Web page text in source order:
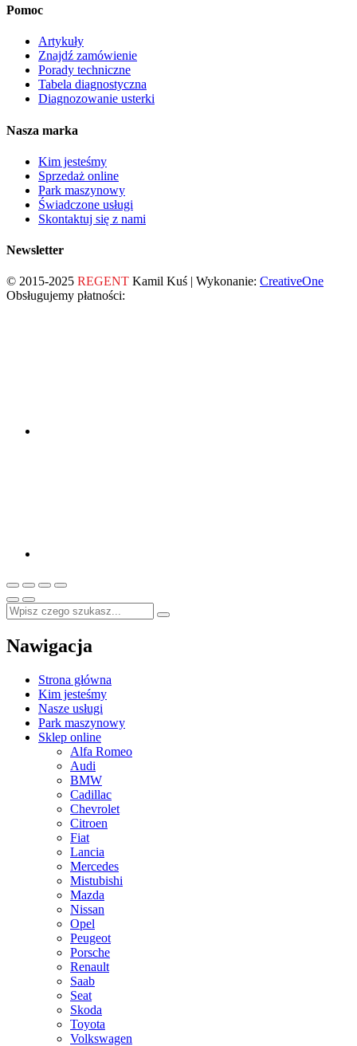
Pomoc
Artykuły
Znajdź zamówienie
Porady techniczne
Tabela diagnostyczna
Diagnozowanie usterki
Nasza marka
Kim jesteśmy
Sprzedaż online
Park maszynowy
Świadczone usługi
Skontaktuj się z nami
Newsletter
© 2015-2025 REGENT Kamil Kuś | Wykonanie: CreativeOne
Obsługujemy płatności:
Nawigacja
Strona główna
Kim jesteśmy
Nasze usługi
Park maszynowy
Sklep online
Alfa Romeo
Audi
BMW
Cadillac
Chevrolet
Citroen
Fiat
Lancia
Mercedes
Mistubishi
Mazda
Nissan
Opel
Peugeot
Porsche
Renault
Saab
Seat
Skoda
Toyota
Volkswagen